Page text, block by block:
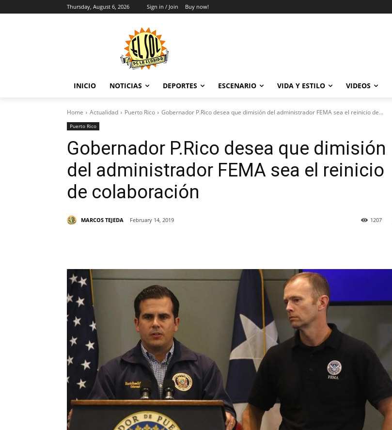
Thursday, August 6, 2026 Sign in / Join Buy now!
INICIO NOTICIAS DEPORTES ESCENARIO VIDA Y ESTILO VIDEOS
Home Actualidad Puerto Rico Gobernador P.Rico desea que dimisión del administrador FEMA sea el reinicio de...
Puerto Rico
Gobernador P.Rico desea que dimisión
del administrador FEMA sea el reinicio
de colaboración
MARCOS TEJEDA February 14, 2019 1207